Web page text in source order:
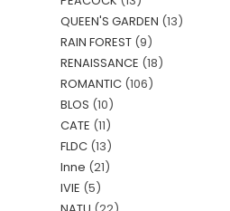
QUEEN'S GARDEN (13)
RAIN FOREST (9)
RENAISSANCE (18)
ROMANTIC (106)
BLOS (10)
CATE (11)
FLDC (13)
Inne (21)
IVIE (5)